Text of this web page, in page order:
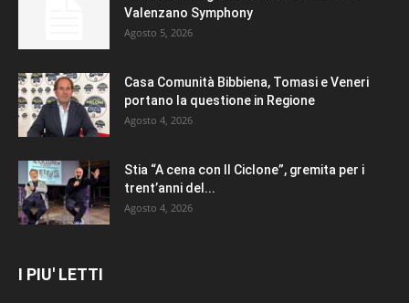
Valenzano Symphony
Agosto 5, 2026
Casa Comunità Bibbiena, Tomasi e Veneri
portano la questione in Regione
Agosto 4, 2026
Stia “A cena con Il Ciclone”, gremita per i
trent’anni del...
Agosto 4, 2026
I PIU' LETTI